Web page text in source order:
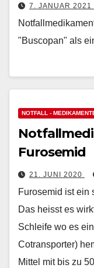
7. JANUAR 2021
"Buscopan" als
NOTFALL -
Furosemid
21. JUNI 2020
Furosemid ist ein
Das heisst es
Schleife wo es
Cotransporter)
Mittel mit bis zu